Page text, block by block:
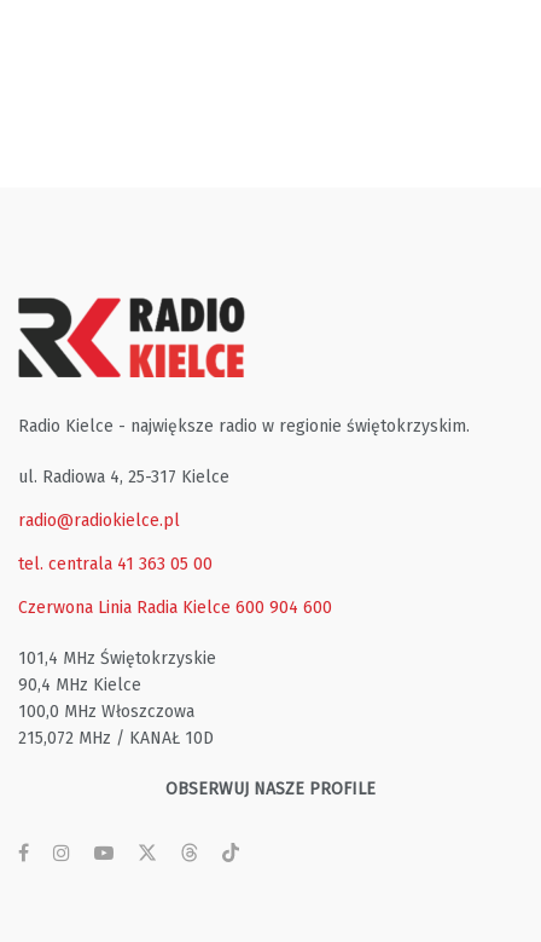
Radio Kielce - największe radio w regionie świętokrzyskim.
ul. Radiowa 4, 25-317 Kielce
radio@radiokielce.pl
tel. centrala 41 363 05 00
Czerwona Linia Radia Kielce 600 904 600
101,4 MHz Świętokrzyskie
90,4 MHz Kielce
100,0 MHz Włoszczowa
215,072 MHz / KANAŁ 10D
OBSERWUJ NASZE PROFILE